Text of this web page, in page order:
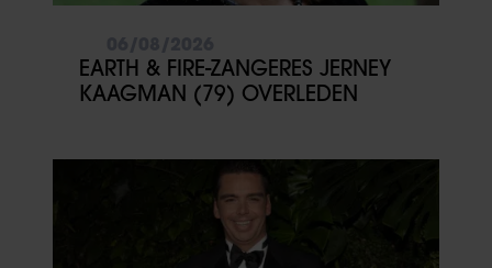
EARTH & FIRE-ZANGERES JERNEY
KAAGMAN (79) OVERLEDEN